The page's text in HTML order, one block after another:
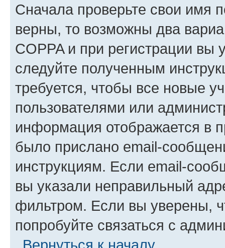
Сначала проверьте свои имя
верны, то возможны два
COPPA и при регистрации вы
следуйте полученным
требуется, чтобы все новые
пользователями или
информация отображается в
было прислано email-
инструкциям. Если email-
вы указали неправильный
фильтром. Если вы уверены,
попробуйте связаться с
Вернуться к началу